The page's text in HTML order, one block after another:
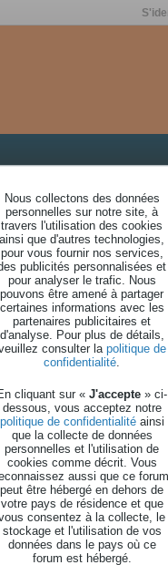
Achats / Echanges
Propositions
KC-550
visite, nous vous
du forum . Vous devrez
messages.
Roland KC-550
Aucune photo trouvé.
Nous collectons des données
personnelles sur notre site, à
travers l'utilisation des cookies
ainsi que d'autres technologies,
pour vous fournir nos services,
publicités personnalisées et
pour analyser le trafic. Nous
pouvons être amené à partager
certaines informations avec les
partenaires publicitaires et
d'analyse. Pour plus de détails,
consulter la politique de
confidentialité
cliquant sur « J'accepte » ci-
dessous, vous acceptez notre
politique de confidentialitéainsi
que la collecte de données
personnelles et l'utilisation de
cookies comme décrit. Vous
aussi que ce forum
peut être hébergé en dehors de
votre pays de résidence et que
consentez à la collecte, le
stockage et l'utilisation de vos
données dans le pays où ce
forum est hébergé.